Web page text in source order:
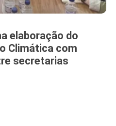
elaboração do
Climática com
secretarias